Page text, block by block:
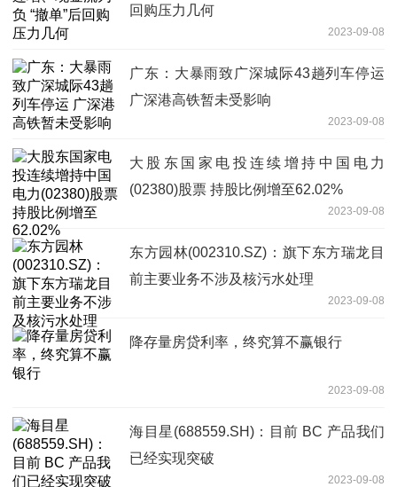
回购压力几何
2023-09-08
广东：大暴雨致广深城际43趟列车停运
广深港高铁暂未受影响
2023-09-08
大股东国家电投连续增持中国电力
(02380)股票 持股比例增至62.02%
2023-09-08
东方园林(002310.SZ)：旗下东方瑞龙目
前主要业务不涉及核污水处理
2023-09-08
降存量房贷利率，终究算不赢银行
2023-09-08
海目星(688559.SH)：目前 BC 产品我们
已经实现突破
2023-09-08